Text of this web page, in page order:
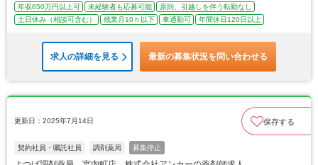
年収650万円以上可 未経験者も応募可能
原則、引越しを伴う転勤なし
土日休み（相談可含む）
残業月10ｈ以下 車通勤可 年間休日120日以上
求人の詳細を見る 最新の募集状況を問い合わせる
更新日：2025年7月14日 保存する
契約社員・嘱託社員 調剤薬局 募集停止